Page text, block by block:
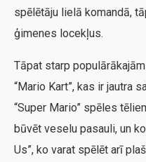
spēlētāju lielā komandā,
ģimenes locekļus.
Tāpat starp
“Mario Kart”, kas ir jautra
“Super Mario” spēles
būvēt veselu pasauli, un
Us”, ko varat spēlēt arī